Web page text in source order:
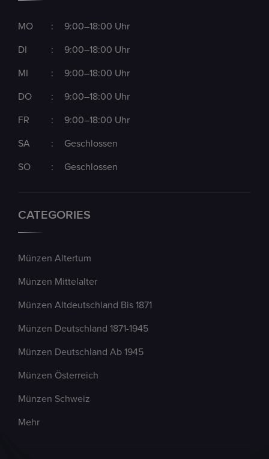
MO : 9:00–18:00 Uhr
DI : 9:00–18:00 Uhr
MI : 9:00–18:00 Uhr
DO : 9:00–18:00 Uhr
FR : 9:00–18:00 Uhr
SA : Geschlossen
SO : Geschlossen
CATEGORIES
Münzen Altertum
Münzen Mittelalter
Münzen Altdeutschland Bis 1871
Münzen Deutschland 1871-1945
Münzen Deutschland Ab 1945
Münzen Österreich
Münzen Schweiz
Mehr